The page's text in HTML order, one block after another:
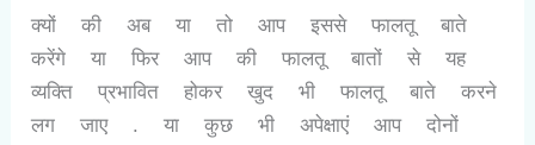
क्यों की अब या तो आप इससे फालतू बाते
करेंगे या फिर आप की फालतू बातों से यह
व्यक्ति प्रभावित होकर खुद भी फालतू बाते करने
लग जाए . या कुछ भी अपेक्षाएं आप दोनों